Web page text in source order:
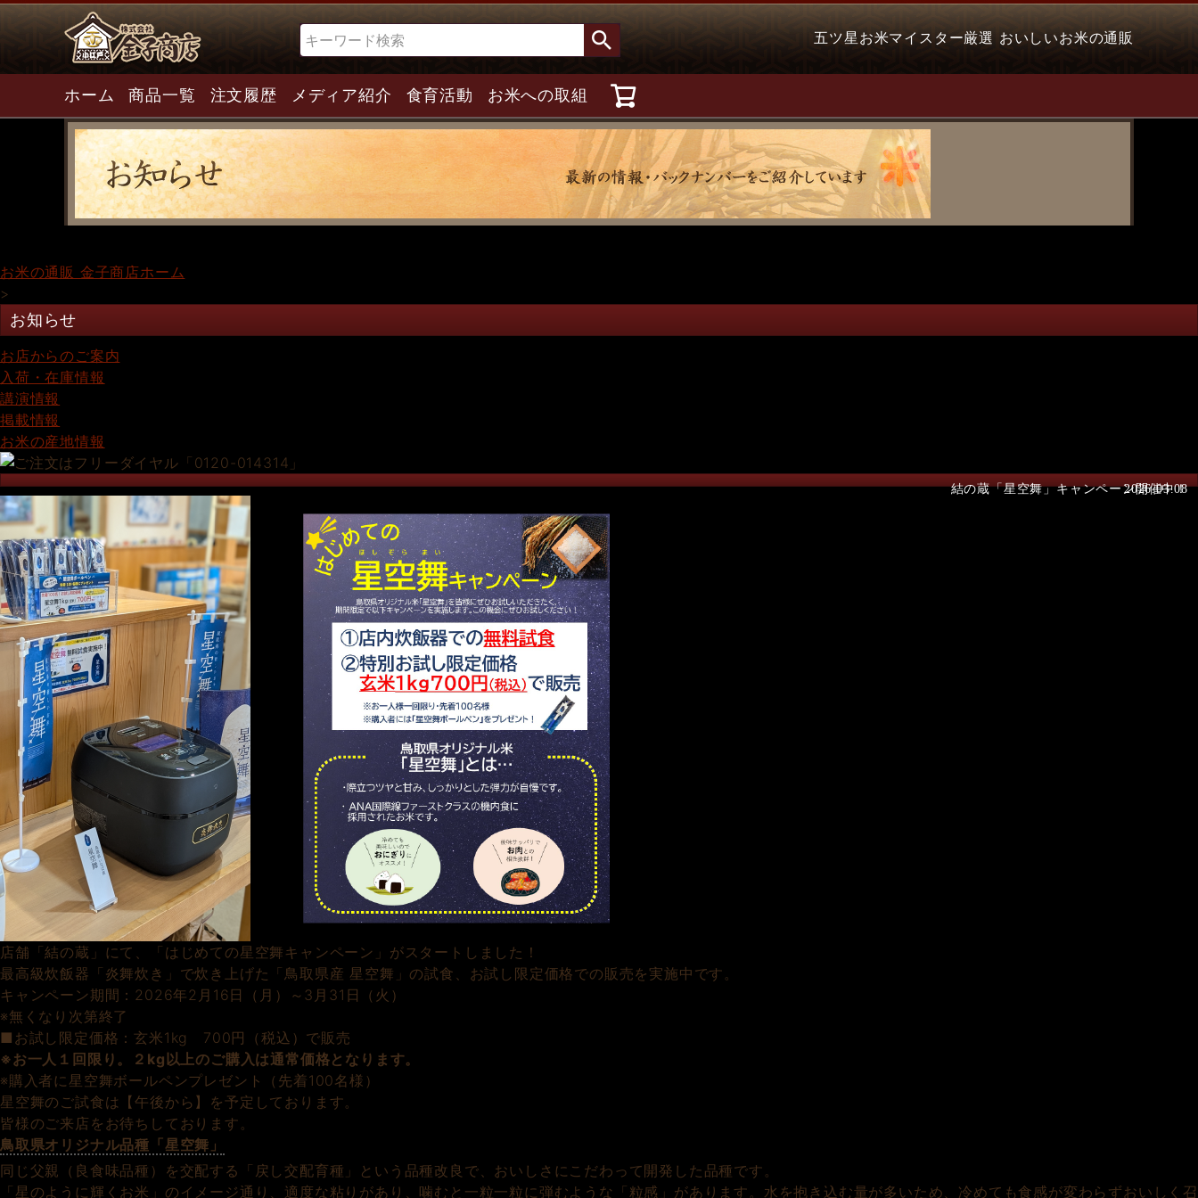
検索 五ツ星お米マイスター厳選 おいしいお米の通販
ホーム 商品一覧 注文履歴 メディア紹介 食育活動 お米への取組
お米の通販 金子商店ホーム
>
お知らせ
お店からのご案内
入荷・在庫情報
講演情報
掲載情報
お米の産地情報
結の蔵「星空舞」キャンペーン開催中！
2026.03.08
店舗「結の蔵」にて、「はじめての星空舞キャンペーン」がスタートしました！
最高級炊飯器「炎舞炊き」で炊き上げた「鳥取県産 星空舞」の試食、お試し限定価格での販売を実施中です。
キャンペーン期間：2026年2月16日（月）～3月31日（火）
※無くなり次第終了
■お試し限定価格：玄米1kg 700円（税込）で販売
※お一人１回限り。２kg以上のご購入は通常価格となります。
※購入者に星空舞ボールペンプレゼント（先着100名様）
星空舞のご試食は【午後から】を予定しております。
皆様のご来店をお待ちしております。
鳥取県オリジナル品種「星空舞」
同じ父親（良食味品種）を交配する「戻し交配育種」という品種改良で、おいしさにこだわって開発した品種です。
「星のように輝くお米」のイメージ通り、適度な粘りがあり、噛むと一粒一粒に弾むような「粒感」があります。水を抱き込む量が多いため、冷めても食感が変わらずおいしく召